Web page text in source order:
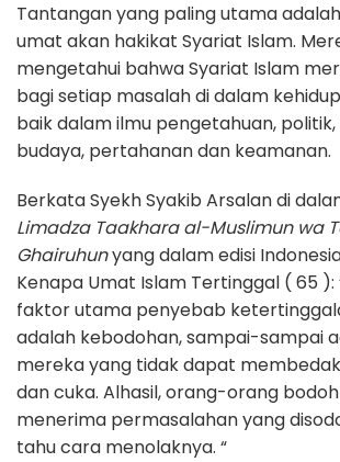
Tantangan yang paling utama
umat akan hakikat Syariat Islam.
mengetahui bahwa Syariat Islam
bagi setiap masalah di dalam
baik dalam ilmu pengetahuan, politik,
budaya, pertahanan dan keamanan.
Berkata Syekh Syakib Arsalan di
Limadza Taakhara al-Muslimun wa
Ghairuhunyang dalam edisi
Kenapa Umat Islam Tertinggal ( 65 ):
faktor utama penyebab
adalah kebodohan, sampai-sampai
mereka yang tidak dapat
dan cuka. Alhasil, orang-orang
menerima permasalahan yang
tahu cara menolaknya. “